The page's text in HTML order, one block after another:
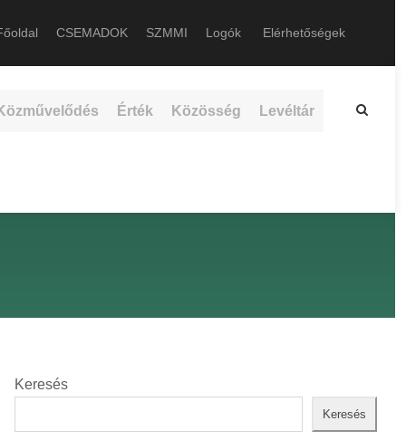
CSEMADOK SZMMI Logók Elérhetőségek
Érték Közösség Levéltár
Keresés
Keresés